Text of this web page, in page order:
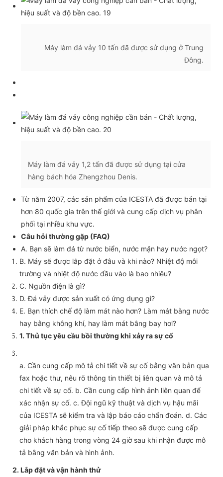
Máy làm đá vảy 10 tấn đã được sử dụng ở Trung
Đông.
Máy làm đá vảy 1,2 tấn đã được sử dụng tại cửa
hàng bách hóa Zhengzhou Denis.
Từ năm 2007, các sản phẩm của ICESTA đã được bán tại
hơn 80 quốc gia trên thế giới và cung cấp dịch vụ phân
phối tại nhiều khu vực.
Câu hỏi thường gặp (FAQ)
A. Bạn sẽ làm đá từ nước biển, nước mặn hay nước ngọt?
B. Máy sẽ được lắp đặt ở đâu và khi nào? Nhiệt độ môi
trường và nhiệt độ nước đầu vào là bao nhiêu?
C. Nguồn điện là gì?
D. Đá vảy được sản xuất có ứng dụng gì?
E. Bạn thích chế độ làm mát nào hơn? Làm mát bằng nước
hay bằng không khí, hay làm mát bằng bay hơi?
1. Thủ tục yêu cầu bồi thường khi xảy ra sự cố
a. Cần cung cấp mô tả chi tiết về sự cố bằng văn bản qua
fax hoặc thư, nêu rõ thông tin thiết bị liên quan và mô tả
chi tiết về sự cố. b. Cần cung cấp hình ảnh liên quan để
xác nhận sự cố. c. Đội ngũ kỹ thuật và dịch vụ hậu mãi
của ICESTA sẽ kiểm tra và lập báo cáo chẩn đoán. d. Các
giải pháp khắc phục sự cố tiếp theo sẽ được cung cấp
cho khách hàng trong vòng 24 giờ sau khi nhận được mô
tả bằng văn bản và hình ảnh.
2. Lắp đặt và vận hành thử